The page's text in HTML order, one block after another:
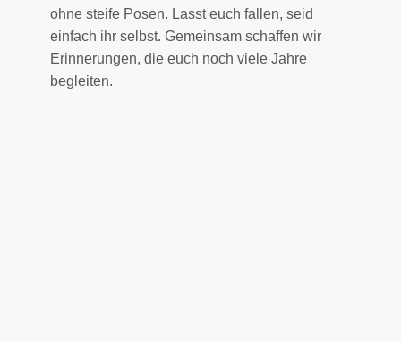
ohne steife Posen. Lasst euch fallen, seid
einfach ihr selbst. Gemeinsam schaffen wir
Erinnerungen, die euch noch viele Jahre
begleiten.